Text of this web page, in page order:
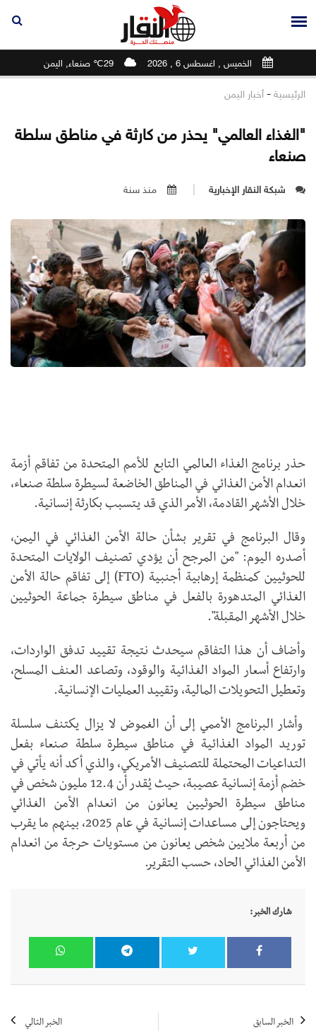
الخميس , اغسطس 6 , 2026 29℃ صنعاء, اليمن
الرئيسية - أخبار اليمن
"الغذاء العالمي" يحذر من كارثة في مناطق سلطة
صنعاء
شبكة النقار الإخبارية منذ سنة
حذر برنامج الغذاء العالمي التابع للأمم المتحدة من تفاقم أزمة
انعدام الأمن الغذائي في المناطق الخاضعة لسيطرة سلطة صنعاء،
خلال الأشهر القادمة، الأمر الذي قد يتسبب بكارثة إنسانية.
وقال البرنامج في تقرير بشأن حالة الأمن الغذائي في اليمن،
أصدره اليوم: "من المرجح أن يؤدي تصنيف الولايات المتحدة
للحوثيين كمنظمة إرهابية أجنبية (FTO) إلى تفاقم حالة الأمن
الغذائي المتدهورة بالفعل في مناطق سيطرة جماعة الحوثيين
خلال الأشهر المقبلة".
وأضاف أن هذا التفاقم سيحدث نتيجة تقييد تدفق الواردات،
وارتفاع أسعار المواد الغذائية والوقود، وتصاعد العنف المسلح،
وتعطيل التحويلات المالية، وتقييد العمليات الإنسانية.
وأشار البرنامج الأممي إلى أن الغموض لا يزال يكتنف سلسلة
توريد المواد الغذائية في مناطق سيطرة سلطة صنعاء بفعل
التداعيات المحتملة للتصنيف الأمريكي، والذي أكد أنه يأتي في
خضم أزمة إنسانية عصيبة، حيث يُقدر أن 12.4 مليون شخص في
مناطق سيطرة الحوثيين يعانون من انعدام الأمن الغذائي
ويحتاجون إلى مساعدات إنسانية في عام 2025، بينهم ما يقرب
من أربعة ملايين شخص يعانون من مستويات حرجة من انعدام
الأمن الغذائي الحاد، حسب التقرير.
شارك الخبر:
الخبر السابق الخبر التالي